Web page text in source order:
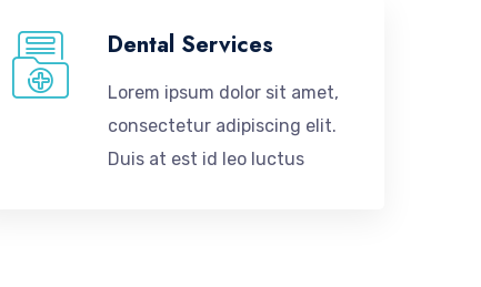
Dental Services
Lorem ipsum dolor sit amet,
consectetur adipiscing elit.
Duis at est id leo luctus